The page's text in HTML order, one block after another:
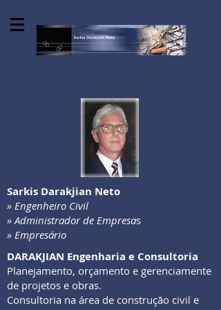
Sarkis Darakjian Neto
» Engenheiro Civil
» Administrador de Empresas
» Empresário
DARAKJIAN Engenharia e Consultoria
Planejamento, orçamento e gerenciamente
de projetos e obras.
Consultoria na área de construção civil e